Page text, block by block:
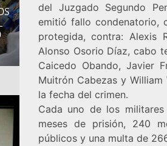
del Juzgado Segundo
emitió fallo condenatorio,
protegida, contra: Alexis
Alonso Osorio Díaz, cabo
Caicedo Obando, Javier
Muitrón Cabezas y
la fecha del crimen.
Cada uno de los
meses de prisión, 240
públicos y una multa de